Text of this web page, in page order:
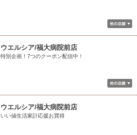
ウエルシア/福大病院前店
特別企画！7つのクーポン配信中！
ウエルシア/福大病院前店
いい値生活家計応援お買得